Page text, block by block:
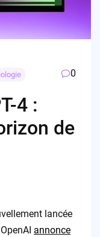
0
4 :
de
lancée
annonce